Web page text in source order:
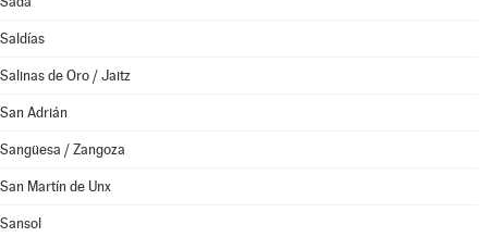
Saldías
Salinas de Oro / Jaitz
San Adrián
Sangüesa / Zangoza
San Martín de Unx
Sansol